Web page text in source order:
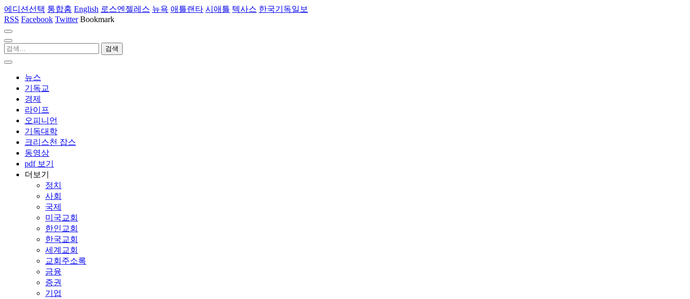
에디션선택 통합홈 English 로스엔젤레스 뉴욕 애틀랜타 시애틀 텍사스 한국기독일보
RSS Facebook Twitter Bookmark
뉴스
기독교
경제
라이프
오피니언
기독대학
크리스천 잡스
동영상
pdf 보기
더보기
정치
사회
국제
미국교회
한인교회
한국교회
세계교회
교회주소록
금융
증권
기업